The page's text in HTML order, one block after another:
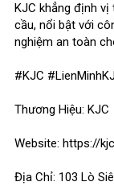
KJC khẳng định
cầu, nổi bật với
nghiệm an toàn
#KJC
Thương Hiệu: KJC
Website: https://
Địa Chỉ: 103 Lò